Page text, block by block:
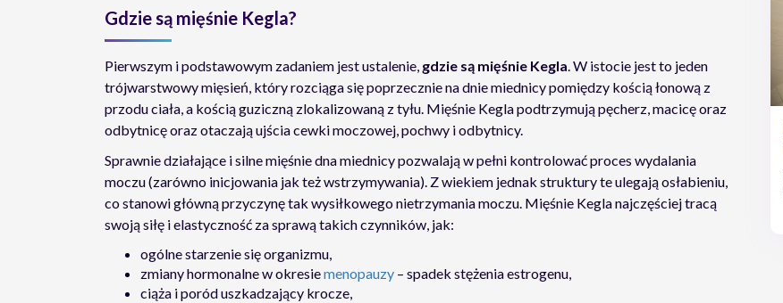
Gdzie są mięśnie Kegla?
Pierwszym i podstawowym zadaniem jest ustalenie, gdzie są mięśnie Kegla. W istocie jest to jeden
trójwarstwowy mięsień, który rozciąga się poprzecznie na dnie miednicy pomiędzy kością łonową z
przodu ciała, a kością guziczną zlokalizowaną z tyłu. Mięśnie Kegla podtrzymują pęcherz, macicę oraz
odbytnicę oraz otaczają ujścia cewki moczowej, pochwy i odbytnicy.
Sprawnie działające i silne mięśnie dna miednicy pozwalają w pełni kontrolować proces wydalania
moczu (zarówno inicjowania jak też wstrzymywania). Z wiekiem jednak struktury te ulegają osłabieniu,
co stanowi główną przyczynę tak wysiłkowego nietrzymania moczu. Mięśnie Kegla najczęściej tracą
swoją siłę i elastyczność za sprawą takich czynników, jak:
ogólne starzenie się organizmu,
zmiany hormonalne w okresiemenopauzy – spadek stężenia estrogenu,
ciąża i poród uszkadzający krocze,